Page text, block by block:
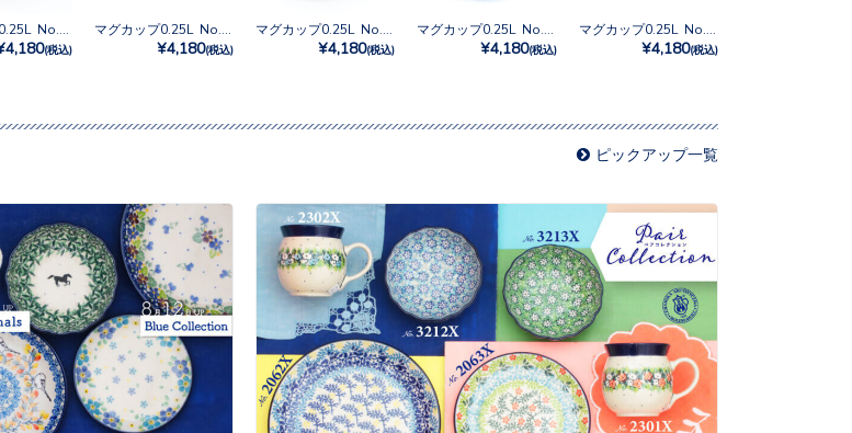
(税込) ¥4,180(税込) ¥4,180(税込) ¥4,180(税込) ¥4,180(税込)
ピックアップ一覧